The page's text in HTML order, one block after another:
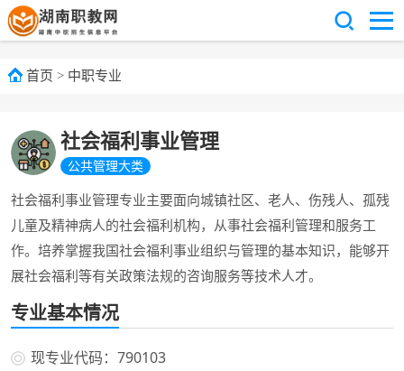
首页 > 中职专业
社会福利事业管理
公共管理大类
社会福利事业管理专业主要面向城镇社区、老人、伤残人、孤残
儿童及精神病人的社会福利机构，从事社会福利管理和服务工
作。培养掌握我国社会福利事业组织与管理的基本知识，能够开
展社会福利等有关政策法规的咨询服务等技术人才。
专业基本情况
现专业代码：790103